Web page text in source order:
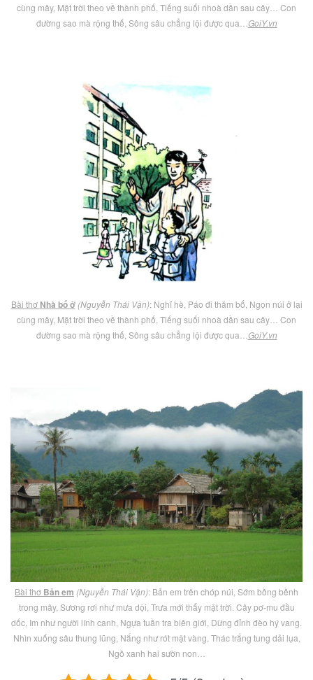
cùng mây, Mặt trời theo về thành phố, Tiếng suối nhoà dần sau cây… Con
đường sao mà rộng thế, Sông sâu chẳng lội được qua… GoiY.vn
Bài thơ Nhà bố ở (Nguyễn Thái Vận): Nghỉ hè, Páo đi thăm bố, Ngọn núi ở lại
cùng mây, Mặt trời theo về thành phố, Tiếng suối nhoà dần sau cây… Con
đường sao mà rộng thế, Sông sâu chẳng lội được qua… GoiY.vn
Bài thơ Bản em (Nguyễn Thái Vận): Bản em trên chóp núi, Sớm bồng bềnh
trong mây, Sương rơi như mưa dội, Trưa mới thấy mặt trời. Cây pơ-mu đầu
dốc, Im như người lính canh, Ngựa tuần tra biên giới, Dừng đỉnh đèo hý vang.
Nhìn xuống sâu thung lũng, Nắng như rót mật vàng, Thác trắng tung dải lụa,
Ngô xanh hai sườn non…